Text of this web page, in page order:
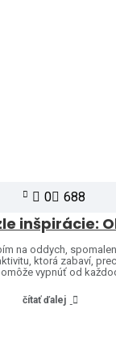
0 688
na oddych,
ktorá zabaví,
vypnúť od
čítať ďalej